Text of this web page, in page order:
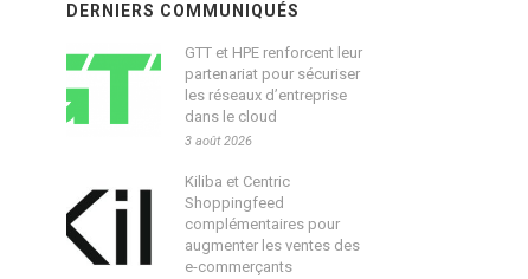
DERNIERS COMMUNIQUÉS
GTT et HPE renforcent leur
partenariat pour sécuriser
les réseaux d’entreprise
dans le cloud
3 août 2026
Kiliba et Centric
Shoppingfeed
complémentaires pour
augmenter les ventes des
e-commerçants